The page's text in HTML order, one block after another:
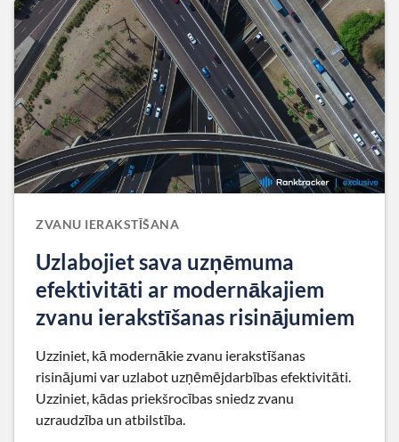
ZVANU IERAKSTĪŠANA
Uzlabojiet sava uzņēmuma
efektivitāti ar modernākajiem
zvanu ierakstīšanas risinājumiem
Uzziniet, kā modernākie zvanu ierakstīšanas
risinājumi var uzlabot uzņēmējdarbības efektivitāti.
Uzziniet, kādas priekšrocības sniedz zvanu
uzraudzība un atbilstība.